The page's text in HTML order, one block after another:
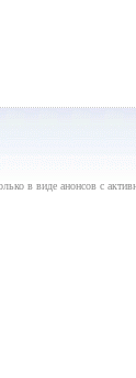
в виде анонсов с